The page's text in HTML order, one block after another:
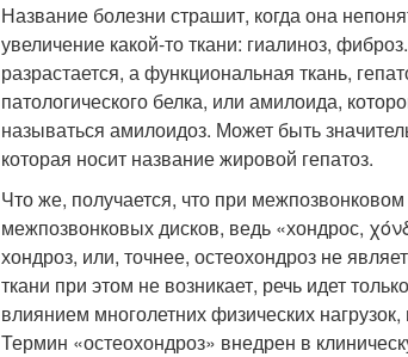
Название болезни страшит, когда она
увеличение какой-то ткани: гиалиноз,
разрастается, а функциональная ткань,
патологического белка, или амилоида,
называться амилоидоз. Может быть
которая носит название жировой гепатоз.
Что же, получается, что при
межпозвонковых дисков, ведь «хондрос,
хондроз, или, точнее, остеохондроз не
ткани при этом не возникает, речь идет
влиянием многолетних физических
Термин «остеохондроз» внедрен в